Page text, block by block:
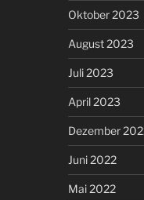
Oktober 2023
August 2023
Juli 2023
April 2023
Dezember
Juni 2022
Mai 2022